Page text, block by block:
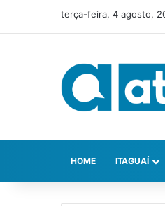
terça-feira, 4 agosto,
HOME ITAGUAÍ